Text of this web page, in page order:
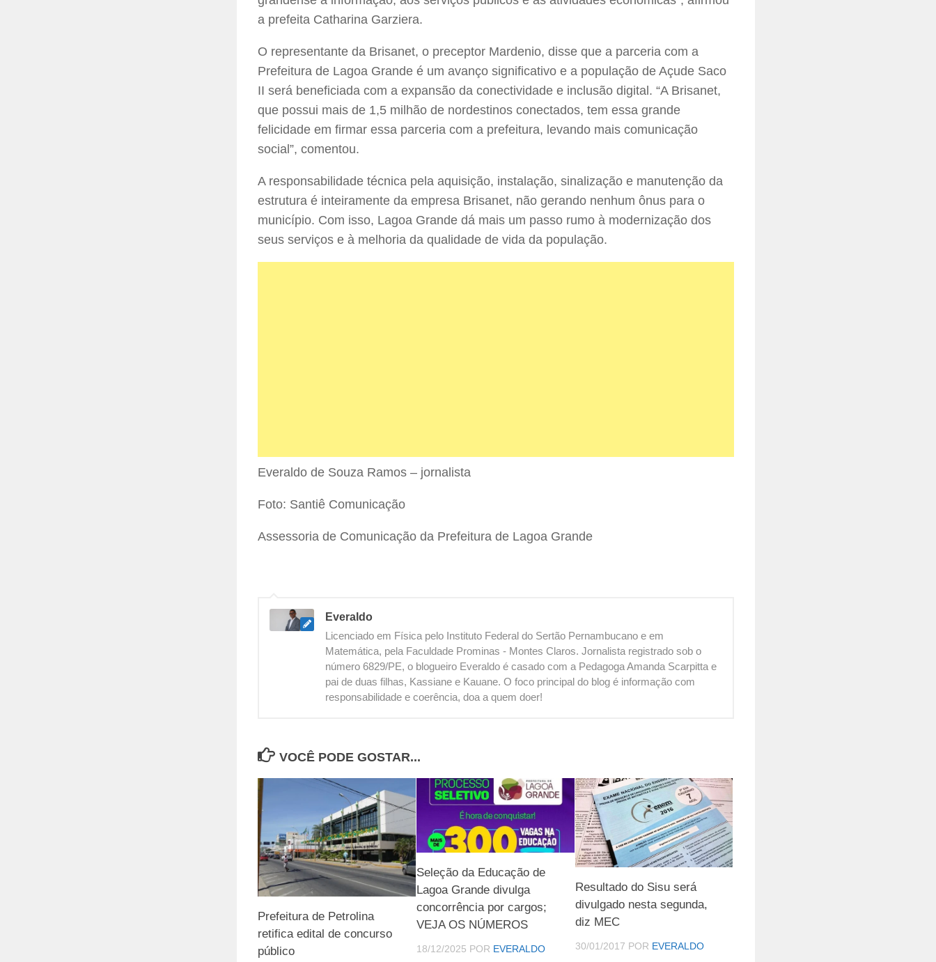
a prefeita Catharina Garziera.
O representante da Brisanet, o preceptor Mardenio, disse que a parceria com a
Prefeitura de Lagoa Grande é um avanço significativo e a população de Açude Saco
II será beneficiada com a expansão da conectividade e inclusão digital. “A Brisanet,
que possui mais de 1,5 milhão de nordestinos conectados, tem essa grande
felicidade em firmar essa parceria com a prefeitura, levando mais comunicação
social”, comentou.
A responsabilidade técnica pela aquisição, instalação, sinalização e manutenção da
estrutura é inteiramente da empresa Brisanet, não gerando nenhum ônus para o
município. Com isso, Lagoa Grande dá mais um passo rumo à modernização dos
seus serviços e à melhoria da qualidade de vida da população.
Everaldo de Souza Ramos – jornalista
Foto: Santiê Comunicação
Assessoria de Comunicação da Prefeitura de Lagoa Grande
Everaldo
Licenciado em Física pelo Instituto Federal do Sertão Pernambucano e em
Matemática, pela Faculdade Prominas - Montes Claros. Jornalista registrado sob o
número 6829/PE, o blogueiro Everaldo é casado com a Pedagoga Amanda Scarpitta e
pai de duas filhas, Kassiane e Kauane. O foco principal do blog é informação com
responsabilidade e coerência, doa a quem doer!
VOCÊ PODE GOSTAR...
Prefeitura de Petrolina
retifica edital de concurso
público
Seleção da Educação de
Lagoa Grande divulga
concorrência por cargos;
VEJA OS NÚMEROS
18/12/2025 POR EVERALDO
Resultado do Sisu será
divulgado nesta segunda,
diz MEC
30/01/2017 POR EVERALDO